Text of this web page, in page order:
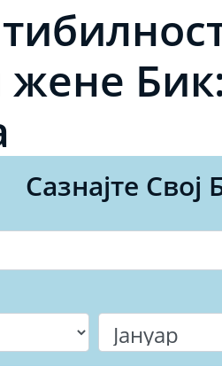
жене
Сазнајте Свој